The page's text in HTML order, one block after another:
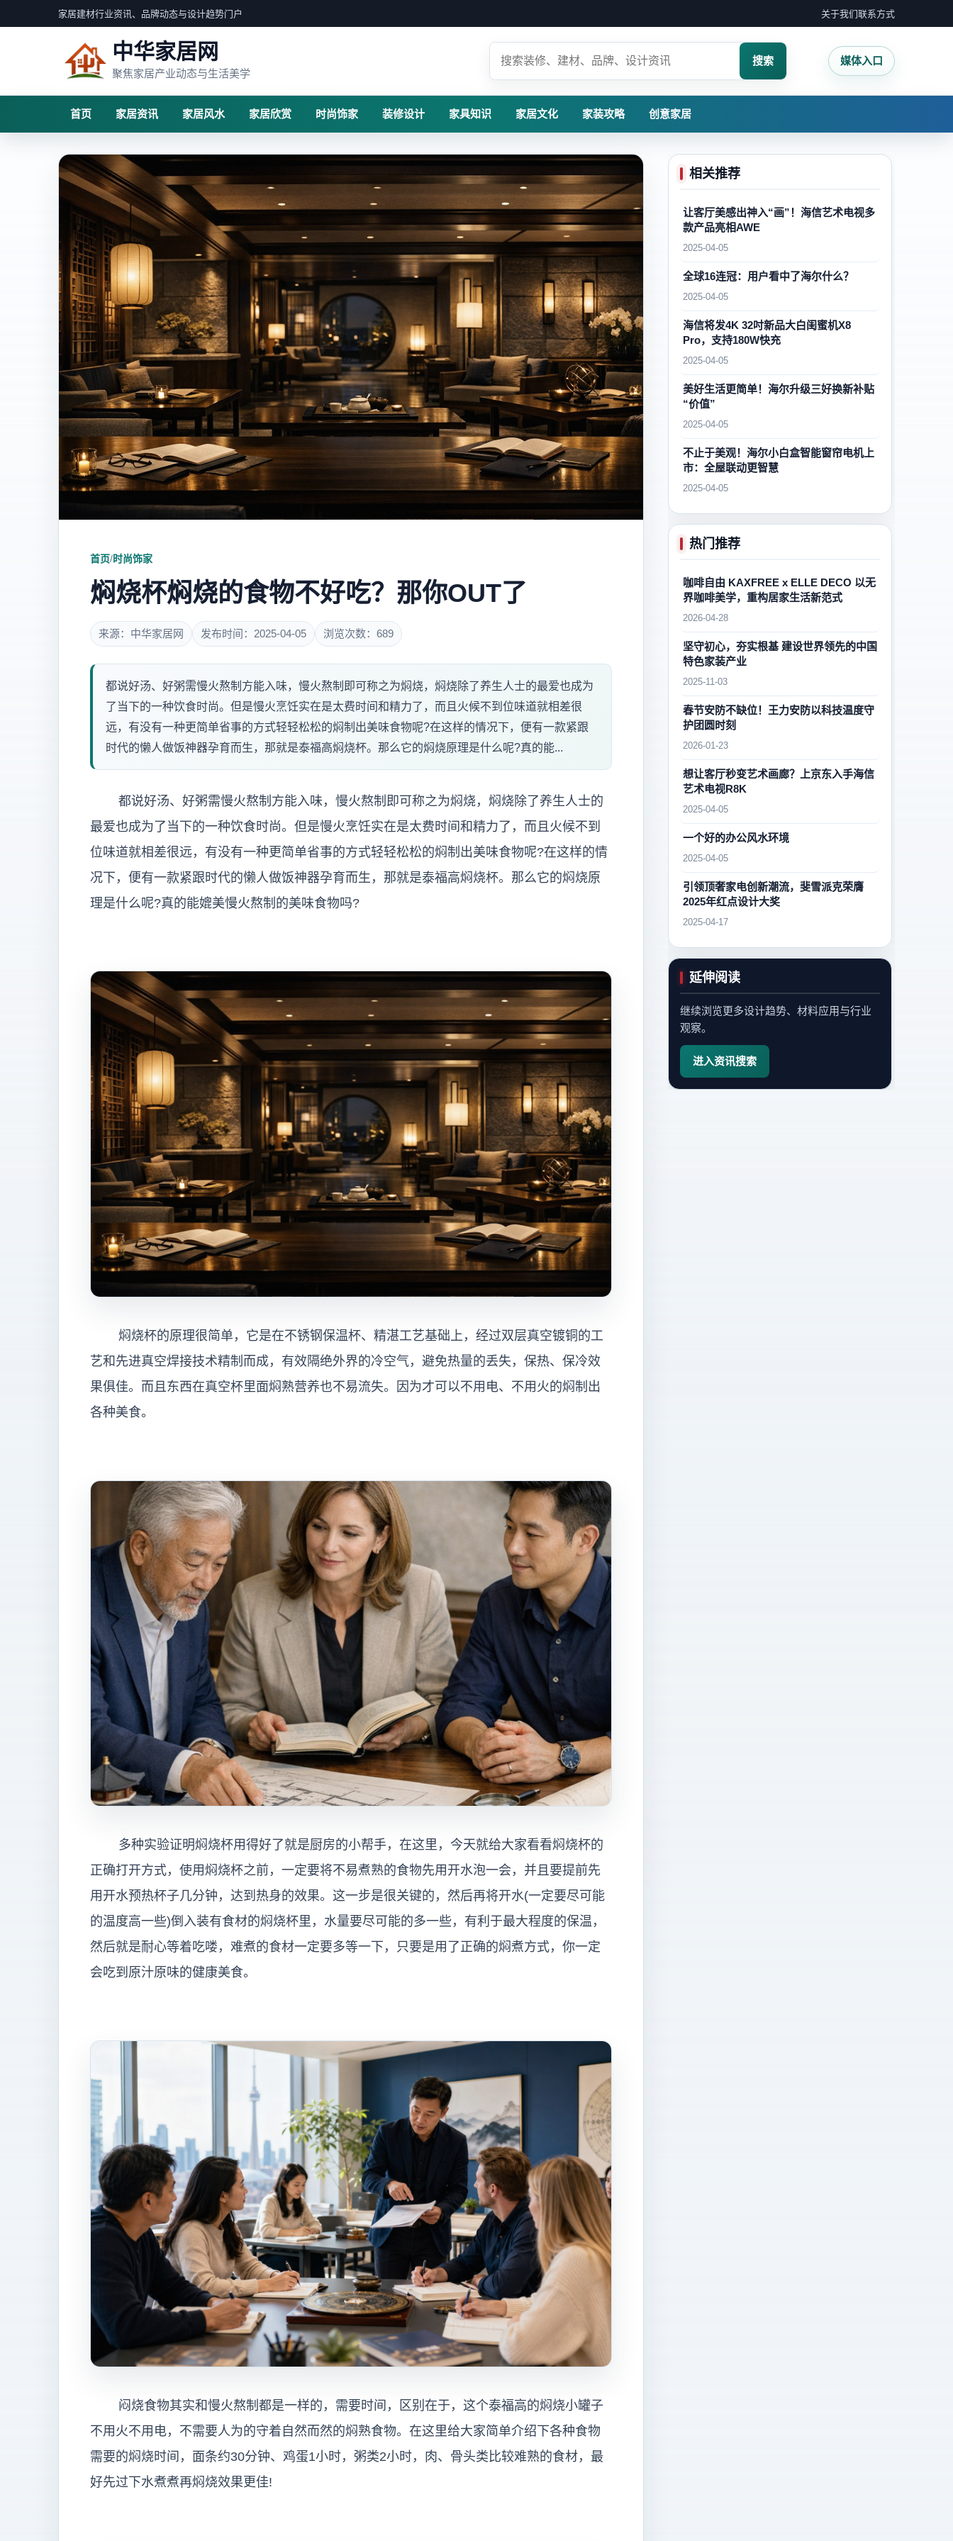
家居建材行业资讯、品牌动态与设计趋势门户 关于我们联系方式
中华家居网
聚焦家居产业动态与生活美学
搜索 媒体入口
首页 家居资讯 家居风水 家居欣赏 时尚饰家 装修设计 家具知识 家居文化 家装攻略 创意家居
首页/时尚饰家
焖烧杯焖烧的食物不好吃？那你OUT了
来源：中华家居网 发布时间：2025-04-05 浏览次数：689
都说好汤、好粥需慢火熬制方能入味，慢火熬制即可称之为焖烧，焖烧除了养生人士的最爱也成为
了当下的一种饮食时尚。但是慢火烹饪实在是太费时间和精力了，而且火候不到位味道就相差很
远，有没有一种更简单省事的方式轻轻松松的焖制出美味食物呢?在这样的情况下，便有一款紧跟
时代的懒人做饭神器孕育而生，那就是泰福高焖烧杯。那么它的焖烧原理是什么呢?真的能...
都说好汤、好粥需慢火熬制方能入味，慢火熬制即可称之为焖烧，焖烧除了养生人士的
最爱也成为了当下的一种饮食时尚。但是慢火烹饪实在是太费时间和精力了，而且火候不到
位味道就相差很远，有没有一种更简单省事的方式轻轻松松的焖制出美味食物呢?在这样的情
况下，便有一款紧跟时代的懒人做饭神器孕育而生，那就是泰福高焖烧杯。那么它的焖烧原
理是什么呢?真的能媲美慢火熬制的美味食物吗?
焖烧杯的原理很简单，它是在不锈钢保温杯、精湛工艺基础上，经过双层真空镀铜的工
艺和先进真空焊接技术精制而成，有效隔绝外界的冷空气，避免热量的丢失，保热、保冷效
果俱佳。而且东西在真空杯里面焖熟营养也不易流失。因为才可以不用电、不用火的焖制出
各种美食。
多种实验证明焖烧杯用得好了就是厨房的小帮手，在这里，今天就给大家看看焖烧杯的
正确打开方式，使用焖烧杯之前，一定要将不易煮熟的食物先用开水泡一会，并且要提前先
用开水预热杯子几分钟，达到热身的效果。这一步是很关键的，然后再将开水(一定要尽可能
的温度高一些)倒入装有食材的焖烧杯里，水量要尽可能的多一些，有利于最大程度的保温，
然后就是耐心等着吃喽，难煮的食材一定要多等一下，只要是用了正确的焖煮方式，你一定
会吃到原汁原味的健康美食。
闷烧食物其实和慢火熬制都是一样的，需要时间，区别在于，这个泰福高的焖烧小罐子
不用火不用电，不需要人为的守着自然而然的焖熟食物。在这里给大家简单介绍下各种食物
需要的焖烧时间，面条约30分钟、鸡蛋1小时，粥类2小时，肉、骨头类比较难熟的食材，最
好先过下水煮煮再焖烧效果更佳!
相关推荐
让客厅美感出神入“画”！海信艺术电视多
款产品亮相AWE
2025-04-05
全球16连冠：用户看中了海尔什么？
2025-04-05
海信将发4K 32吋新品大白闺蜜机X8
Pro，支持180W快充
2025-04-05
美好生活更简单！海尔升级三好换新补贴
“价值”
2025-04-05
不止于美观！海尔小白盒智能窗帘电机上
市：全屋联动更智慧
2025-04-05
热门推荐
咖啡自由 KAXFREE x ELLE DECO 以无
界咖啡美学，重构居家生活新范式
2026-04-28
坚守初心，夯实根基 建设世界领先的中国
特色家装产业
2025-11-03
春节安防不缺位！王力安防以科技温度守
护团圆时刻
2026-01-23
想让客厅秒变艺术画廊？上京东入手海信
艺术电视R8K
2025-04-05
一个好的办公风水环境
2025-04-05
引领顶奢家电创新潮流，斐雪派克荣膺
2025年红点设计大奖
2025-04-17
延伸阅读
继续浏览更多设计趋势、材料应用与行业
观察。
进入资讯搜索